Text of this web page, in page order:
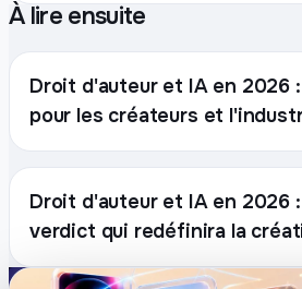
À lire ensuite
Droit d'auteur et IA en 2026
pour les créateurs et
Droit d'auteur et IA en 2026
verdict qui redéfinira la